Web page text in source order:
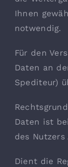
Ihnen
notwendig.
Für den
Daten an
Spediteur)
Daten ist
des Nutzers
Dient die